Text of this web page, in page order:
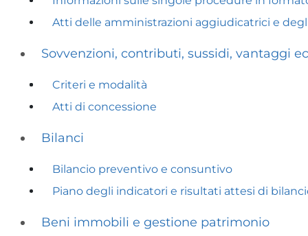
Atti delle amministrazioni aggiudicatrici e
Sovvenzioni, contributi, sussidi, vantaggi
Criteri e modalità
Atti di concessione
Bilanci
Bilancio preventivo e consuntivo
Piano degli indicatori e risultati attesi di
Beni immobili e gestione patrimonio